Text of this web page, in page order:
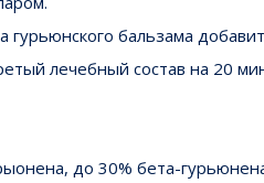
бальзама
лечебный состав на 20
до 30% бета-